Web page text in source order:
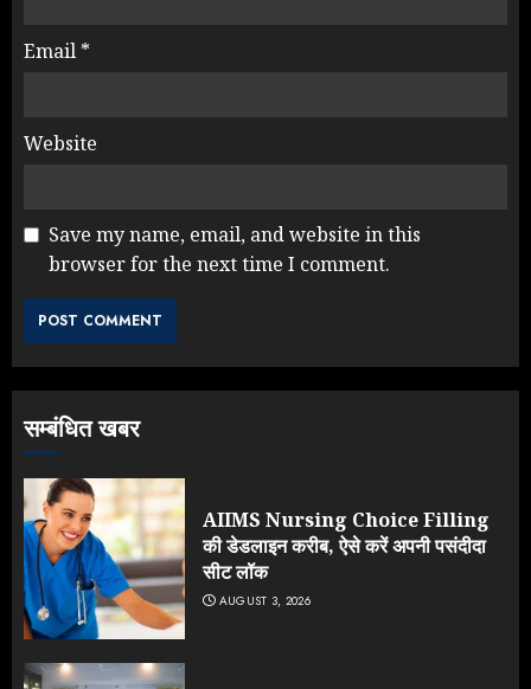
Email *
Website
Save my name, email, and website in this
browser for the next time I comment.
सम्बंधित खबर
AIIMS Nursing Choice Filling
की डेडलाइन करीब, ऐसे करें अपनी पसंदीदा
सीट लॉक
AUGUST 3, 2026